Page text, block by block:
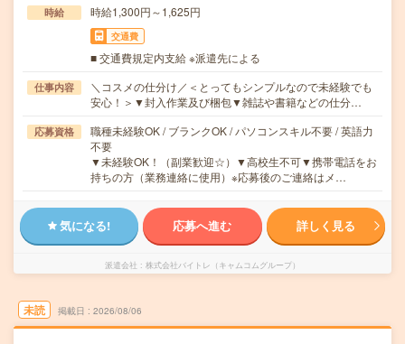
時給 時給1,300円～1,625円
交通費
■ 交通費規定内支給 ※派遣先による
仕事内容
＼コスメの仕分け／＜とってもシンプルなので未経験でも
安心！＞▼封入作業及び梱包▼雑誌や書籍などの仕分…
応募資格
職種未経験OK / ブランクOK / パソコンスキル不要 / 英語力
不要
▼未経験OK！（副業歓迎☆）▼高校生不可▼携帯電話をお
持ちの方（業務連絡に使用）※応募後のご連絡はメ…
気になる! 応募へ進む 詳しく見る
派遣会社 株式会社バイトレ（キャムコムグループ）
未読 掲載日 2026/08/06